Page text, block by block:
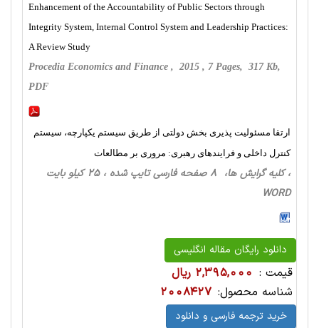
Enhancement of the Accountability of Public Sectors through
Integrity System, Internal Control System and Leadership Practices:
A Review Study
Procedia Economics and Finance , 2015 , 7 Pages, 317 Kb,
PDF
ارتقا مسئولیت پذیری بخش دولتی از طریق سیستم یكپارچه، سیستم
كنترل داخلی و فرایندهای رهبری: مروری بر مطالعات
، کلیه گرایش ها، 8 صفحه فارسی تایپ شده ، 25 کیلو بایت
WORD
دانلود رایگان مقاله انگلیسی
قیمت : 2,395,000 ریال
شناسه محصول: 2008427
خرید ترجمه فارسی و دانلود